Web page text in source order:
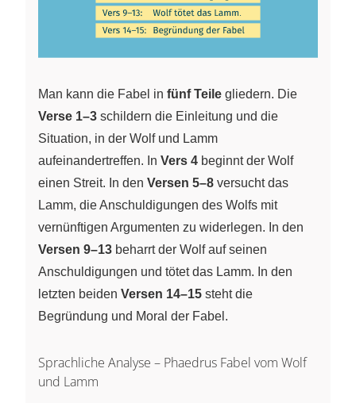
Man kann die Fabel in fünf Teile gliedern. Die
Verse 1–3 schildern die Einleitung und die
Situation, in der Wolf und Lamm
aufeinandertreffen. In Vers 4 beginnt der Wolf
einen Streit. In den Versen 5–8 versucht das
Lamm, die Anschuldigungen des Wolfs mit
vernünftigen Argumenten zu widerlegen. In den
Versen 9–13 beharrt der Wolf auf seinen
Anschuldigungen und tötet das Lamm. In den
letzten beiden Versen 14–15 steht die
Begründung und Moral der Fabel.
Sprachliche Analyse – Phaedrus Fabel vom Wolf
und Lamm